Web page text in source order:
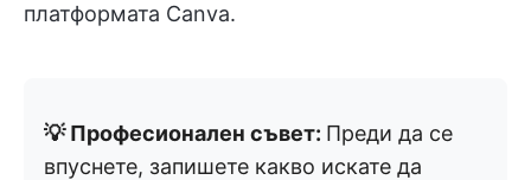
платформата Canva.
💡 Професионален съвет: Преди да се
впуснете, запишете какво искате да